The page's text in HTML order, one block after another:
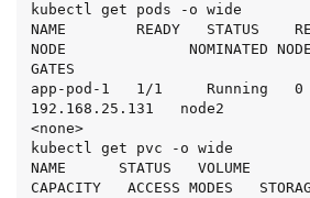
  containers:
  - name: sec-ctx-demo
    image: busybox
command: [ "sh", "-c",
    volumeMounts:
    - name: vol1
      mountPath: /data/demo
    securityContext:
kubectl get pods -o wide
NAME        READY   STATUS
NODE              NOMINATED NODE
GATES
app-pod-1   1/1     Running
192.168.25.131   node2
<none>
kubectl get pvc -o wide
NAME      STATUS   VOLUME
CAPACITY   ACCESS MODES